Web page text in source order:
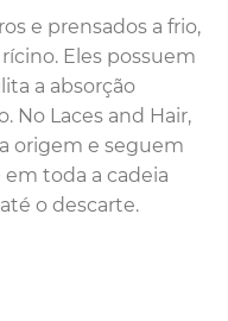
e prensados a frio,
Eles possuem
a absorção
No Laces and Hair,
origem e seguem
toda a cadeia
o descarte.